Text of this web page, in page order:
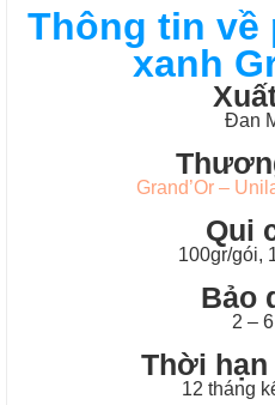
Thông tin về
xanh
Đan
Grand’Or –
Qui
100gr/gói,
Bảo
2 –
Thời
12 tháng